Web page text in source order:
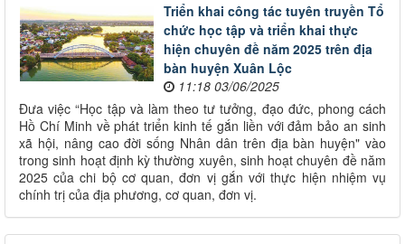
Triển khai công tác tuyên truyền Tổ
chức học tập và triển khai thực
hiện chuyên đề năm 2025 trên địa
bàn huyện Xuân Lộc
11:18 03/06/2025
Đưa việc “Học tập và làm theo tư tưởng, đạo đức, phong cách
Hồ Chí Minh về phát triển kinh tế gắn liền với đảm bảo an sinh
xã hội, nâng cao đời sống Nhân dân trên địa bàn huyện" vào
trong sinh hoạt định kỳ thường xuyên, sinh hoạt chuyên đề năm
2025 của chi bộ cơ quan, đơn vị gắn với thực hiện nhiệm vụ
chính trị của địa phương, cơ quan, đơn vị.